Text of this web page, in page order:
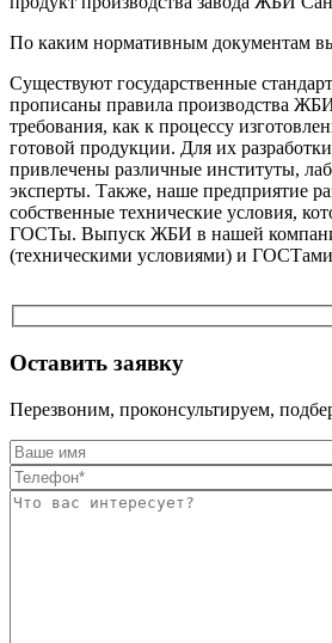
По каким нормативным документам
Существуют государственные
прописаны правила производства
требования, как к процессу
готовой продукции. Для их
привлечены различные институты,
эксперты. Также, наше предприятие
собственные технические условия,
ГОСТы. Выпуск ЖБИ в нашей
(техническими условиями) и
Оставить заявку
Перезвоним, проконсультируем,